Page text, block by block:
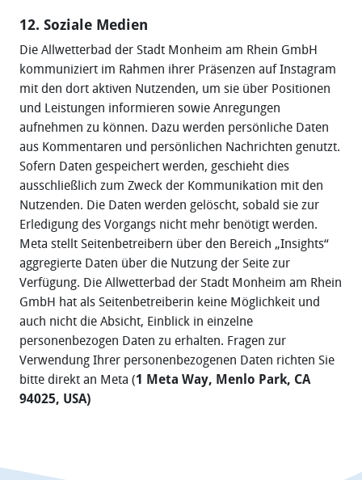
12. Soziale Medien
Die Allwetterbad der Stadt Monheim am Rhein GmbH
kommuniziert im Rahmen ihrer Präsenzen auf Instagram
mit den dort aktiven Nutzenden, um sie über Positionen
und Leistungen informieren sowie Anregungen
aufnehmen zu können. Dazu werden persönliche Daten
aus Kommentaren und persönlichen Nachrichten genutzt.
Sofern Daten gespeichert werden, geschieht dies
ausschließlich zum Zweck der Kommunikation mit den
Nutzenden. Die Daten werden gelöscht, sobald sie zur
Erledigung des Vorgangs nicht mehr benötigt werden.
Meta stellt Seitenbetreibern über den Bereich „Insights“
aggregierte Daten über die Nutzung der Seite zur
Verfügung. Die Allwetterbad der Stadt Monheim am Rhein
GmbH hat als Seitenbetreiberin keine Möglichkeit und
auch nicht die Absicht, Einblick in einzelne
personenbezogen Daten zu erhalten. Fragen zur
Verwendung Ihrer personenbezogenen Daten richten Sie
bitte direkt an Meta (1 Meta Way, Menlo Park, CA
94025, USA)